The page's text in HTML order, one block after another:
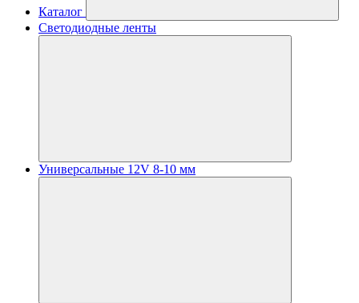
Каталог
Светодиодные ленты
Универсальные 12V 8-10 мм